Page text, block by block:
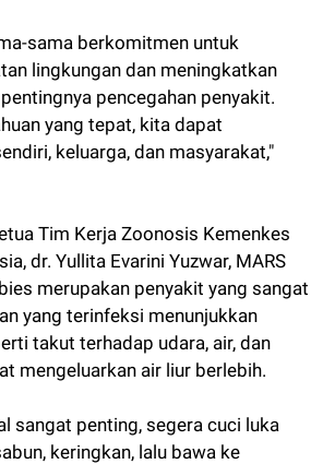
sama berkomitmen untuk
lingkungan dan meningkatkan
pencegahan penyakit.
yang tepat, kita dapat
keluarga, dan masyarakat,"
Tim Kerja Zoonosis Kemenkes
dr. Yullita Evarini Yuzwar, MARS
merupakan penyakit yang sangat
yang terinfeksi menunjukkan
takut terhadap udara, air, dan
mengeluarkan air liur berlebih.
sangat penting, segera cuci luka
keringkan, lalu bawa ke